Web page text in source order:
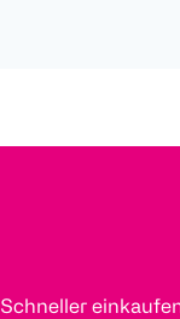
Schneller